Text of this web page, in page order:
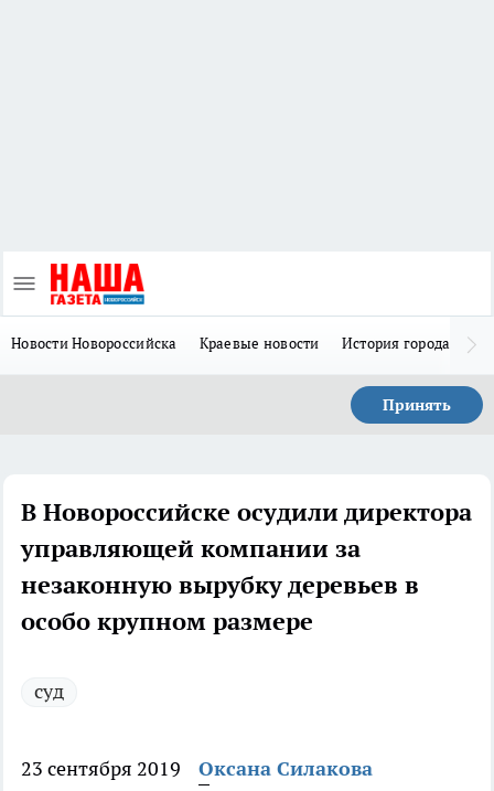
Новости Новороссийска Краевые новости История города Н
Принять
В Новороссийске осудили директора
управляющей компании за
незаконную вырубку деревьев в
особо крупном размере
суд
23 сентября 2019 Оксана Силакова